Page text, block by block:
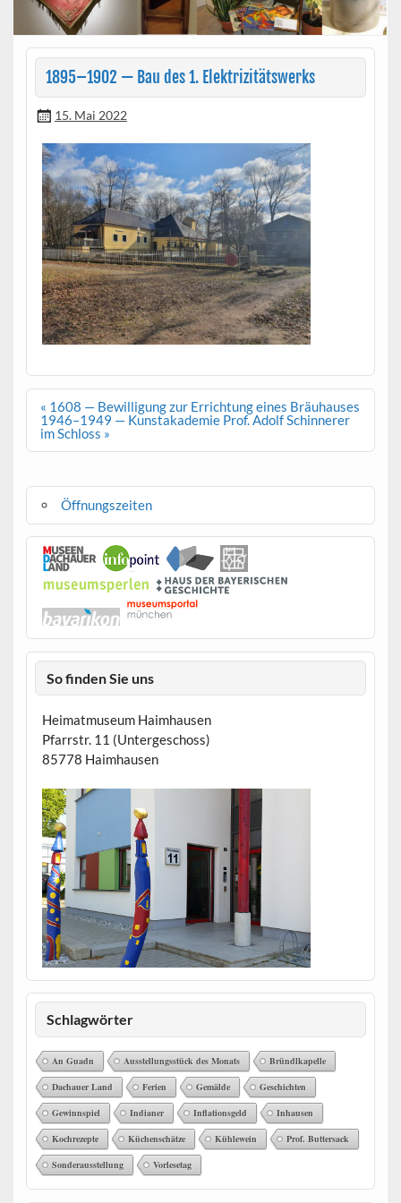
1895–1902 — Bau des 1. Elektrizitätswerks
15. Mai 2022
Beitragsnavigation
« 1608 — Bewilligung zur Errichtung eines Bräuhauses
1946–1949 — Kunstakademie Prof. Adolf Schinnerer
im Schloss »
Öffnungszeiten
So finden Sie uns
Heimatmuseum Haimhausen
Pfarrstr. 11 (Untergeschoss)
85778 Haimhausen
Schlagwörter
An Guadn Ausstellungsstück des Monats Bründlkapelle
Dachauer Land Ferien Gemälde Geschichten
Gewinnspiel Indianer Inflationsgeld Inhausen
Kochrezepte Küchenschätze Kühlewein Prof. Buttersack
Sonderausstellung Vorlesetag